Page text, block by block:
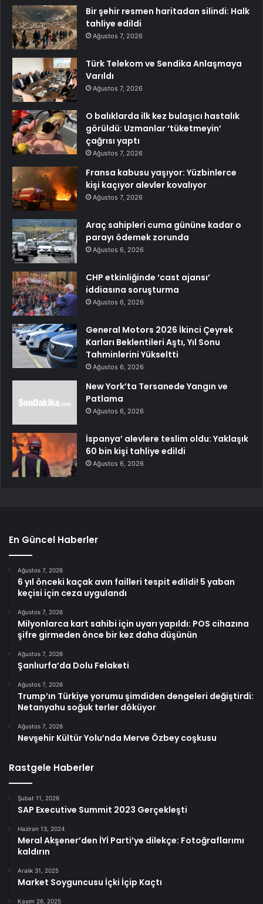
Bir şehir resmen haritadan silindi: Halk
tahliye edildi
Ağustos 7, 2026
Türk Telekom ve Sendika Anlaşmaya
Varıldı
Ağustos 7, 2026
O balıklarda ilk kez bulaşıcı hastalık
görüldü: Uzmanlar ‘tüketmeyin’
çağrısı yaptı
Ağustos 7, 2026
Fransa kabusu yaşıyor: Yüzbinlerce
kişi kaçıyor alevler kovalıyor
Ağustos 7, 2026
Araç sahipleri cuma gününe kadar o
parayı ödemek zorunda
Ağustos 6, 2026
CHP etkinliğinde ‘cast ajansı’
iddiasına soruşturma
Ağustos 6, 2026
General Motors 2026 İkinci Çeyrek
Karları Beklentileri Aştı, Yıl Sonu
Tahminlerini Yükseltti
Ağustos 6, 2026
New York’ta Tersanede Yangın ve
Patlama
Ağustos 6, 2026
İspanya’ alevlere teslim oldu: Yaklaşık
60 bin kişi tahliye edildi
Ağustos 6, 2026
En Güncel Haberler
Ağustos 7, 2026
6 yıl önceki kaçak avın failleri tespit edildi! 5 yaban
keçisi için ceza uygulandı
Ağustos 7, 2026
Milyonlarca kart sahibi için uyarı yapıldı: POS cihazına
şifre girmeden önce bir kez daha düşünün
Ağustos 7, 2026
Şanlıurfa’da Dolu Felaketi
Ağustos 7, 2026
Trump’ın Türkiye yorumu şimdiden dengeleri değiştirdi:
Netanyahu soğuk terler döküyor
Ağustos 7, 2026
Nevşehir Kültür Yolu’nda Merve Özbey coşkusu
Rastgele Haberler
Şubat 11, 2026
SAP Executive Summit 2023 Gerçekleşti
Haziran 13, 2024
Meral Akşener’den İYİ Parti’ye dilekçe: Fotoğraflarımı
kaldırın
Aralık 31, 2025
Market Soyguncusu İçki İçip Kaçtı
Kasım 26, 2025